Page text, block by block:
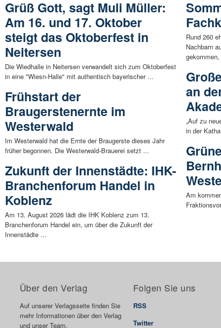
Grüß Gott, sagt Muli Müller:
Am 16. und 17. Oktober
steigt das Oktoberfest in
Neitersen
Die Wiedhalle in Neitersen verwandelt sich zum Oktoberfest
in eine "Wiesn-Halle" mit authentisch bayerischer ...
Frühstart der
Braugerstenernte im
Westerwald
Im Westerwald hat die Ernte der Braugerste dieses Jahr
früher begonnen. Die Westerwald-Brauerei setzt ...
Zukunft der Innenstädte: IHK-
Branchenforum Handel in
Koblenz
Am 13. August 2026 lädt die IHK Koblenz zum 13.
Branchenforum Handel ein, um über die Zukunft der
Innenstädte ...
Rund 260
Nachbarn
an
„Auf zu
in der
Am
Über den Verlag
Auf unserer Verlagsseite finden Sie
mehr Informationen über den Verlag
und unser Team.
Folgen Sie uns
RSS
Twitter